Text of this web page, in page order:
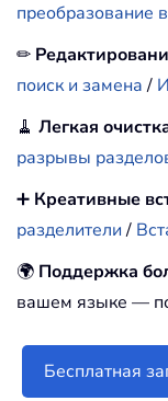
преобразование
✏
поиск и замена/
🧹 Легкая
разрывы
➕ Креативные
разделители/
🌍 Поддержка
вашем языке —
Бесплатная